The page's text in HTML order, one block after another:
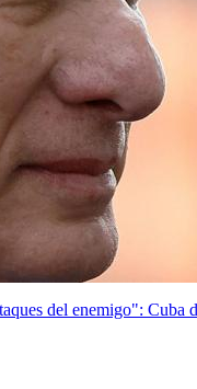
del enemigo":